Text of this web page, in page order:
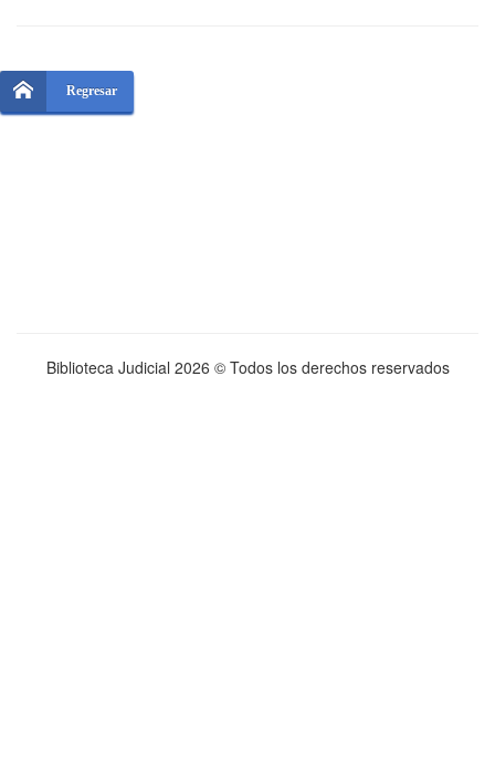
Regresar
Biblioteca Judicial 2026 © Todos los derechos reservados